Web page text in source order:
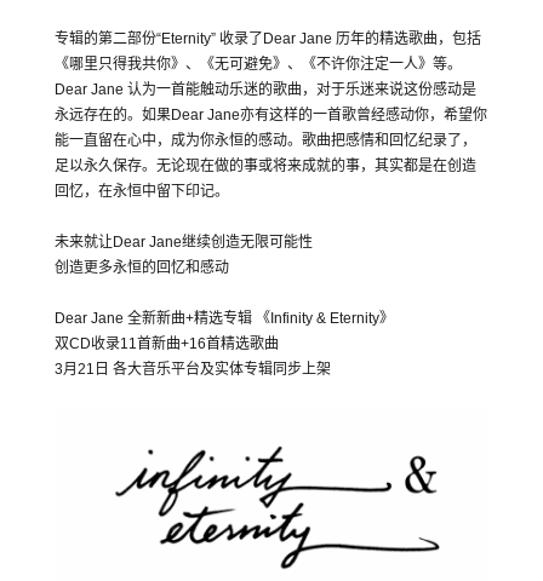
专辑的第二部份“Eternity” 收录了Dear Jane 历年的精选歌曲，包括
《哪里只得我共你》、《无可避免》、《不许你注定一人》等。
Dear Jane 认为一首能触动乐迷的歌曲，对于乐迷来说这份感动是
永远存在的。如果Dear Jane亦有这样的一首歌曾经感动你，希望你
能一直留在心中，成为你永恒的感动。歌曲把感情和回忆纪录了，
足以永久保存。无论现在做的事或将来成就的事，其实都是在创造
回忆，在永恒中留下印记。
未来就让Dear Jane继续创造无限可能性
创造更多永恒的回忆和感动
Dear Jane 全新新曲+精选专辑 《Infinity & Eternity》
双CD收录11首新曲+16首精选歌曲
3月21日 各大音乐平台及实体专辑同步上架